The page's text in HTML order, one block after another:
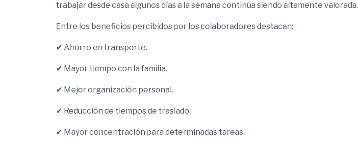
trabajar desde casa algunos días a la semana continúa siendo altamente valorada.
Entre los beneficios percibidos por los colaboradores destacan:
✔ Ahorro en transporte.
✔ Mayor tiempo con la familia.
✔ Mejor organización personal.
✔ Reducción de tiempos de traslado.
✔ Mayor concentración para determinadas tareas.